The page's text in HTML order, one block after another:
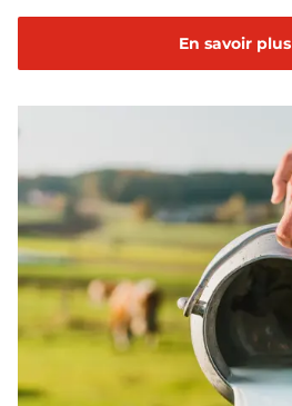
En savoir plus